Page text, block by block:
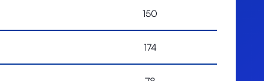
150
174